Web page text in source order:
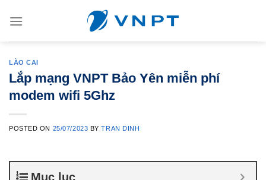
LÀO CAI
Lắp mạng VNPT Bảo Yên miễn phí
modem wifi 5Ghz
POSTED ON 25/07/2023 BYTRAN DINH
Mục lục